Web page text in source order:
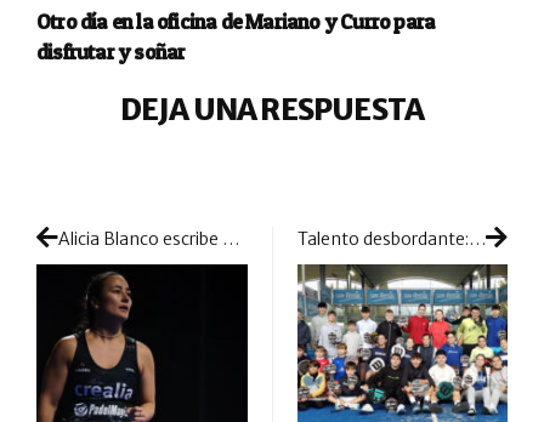
Otro día en la oficina de Mariano y Curro para
disfrutar y soñar
DEJA UNA RESPUESTA
Alicia Blanco escribe su último capítulo como profesional Talento desbordante: el Master Andaluz de Menores pone a Mijas en el foco de la cantera